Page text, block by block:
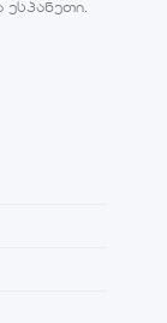
ესპანეთი.